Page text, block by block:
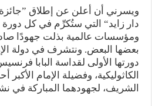
ويسرني أن أعلن عن إطلاق ”جائزة
دار زايد“ التي ستُكرِّم في كل
ومؤسسات عالمية بذلت جهودًا
بعضها البعض. ونتشرف في دولة
دورتها الأولى لقداسة البابا
الكاثوليكية، وفضيلة الإمام
الشريف، لجهودهما المباركة في